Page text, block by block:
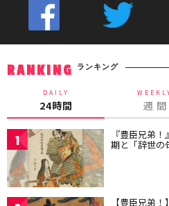
RANKING ランキング
DAILY
24時間 週 間
1 『豊臣兄弟
期と「辞世
【豊臣兄弟